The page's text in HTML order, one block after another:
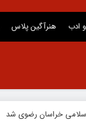
ادب هنرآگین پلاس
خراسان رضوی شد